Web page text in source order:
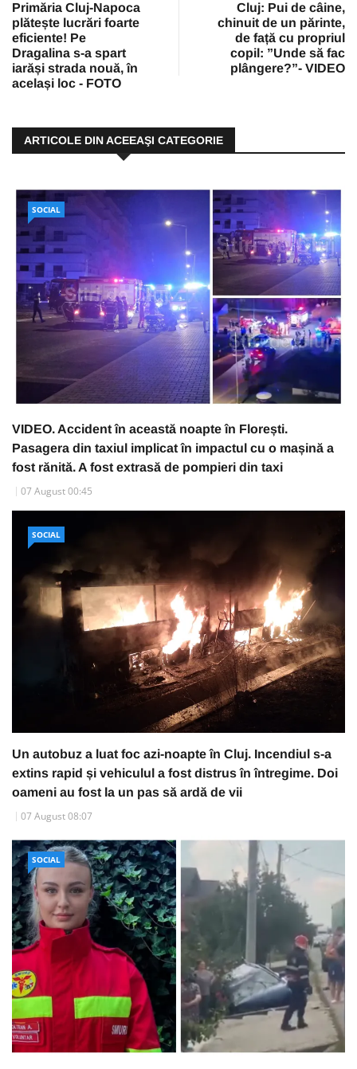
Primăria Cluj-Napoca
plătește lucrări foarte
eficiente! Pe
Dragalina s-a spart
iarăși strada nouă, în
același loc - FOTO
Cluj: Pui de câine,
chinuit de un părinte,
de față cu propriul
copil: ”Unde să fac
plângere?”- VIDEO
ARTICOLE DIN ACEEAŞI CATEGORIE
SOCIAL
VIDEO. Accident în această noapte în Florești.
Pasagera din taxiul implicat în impactul cu o mașină a
fost rănită. A fost extrasă de pompieri din taxi
07 August 00:45
SOCIAL
Un autobuz a luat foc azi-noapte în Cluj. Incendiul s-a
extins rapid și vehiculul a fost distrus în întregime. Doi
oameni au fost la un pas să ardă de vii
07 August 08:07
SOCIAL